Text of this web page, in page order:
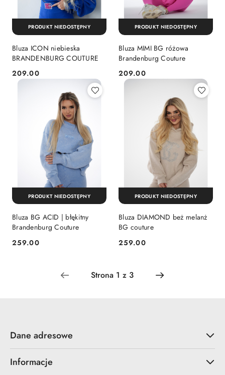
Bluza ICON niebieska
BRANDENBURG COUTURE
Cena:
209.00
PRODUKT NIEDOSTĘPNY
Bluza MIMI BG różowa
Brandenburg Couture
Cena:
209.00
PRODUKT NIEDOSTĘPNY
Bluza BG ACID | błękitny
Brandenburg Couture
Cena:
259.00
PRODUKT NIEDOSTĘPNY
Bluza DIAMOND beż melanż
BG couture
Cena:
259.00
PRODUKT NIEDOSTĘPNY
Dane adresowe
Informacje